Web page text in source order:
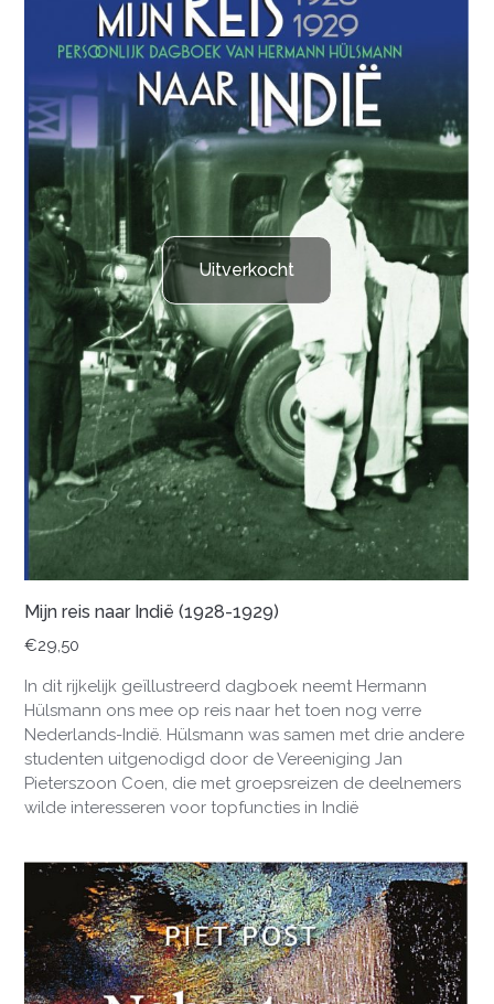
Uitverkocht
Mijn reis naar Indië (1928-1929)
€29,50
In dit rijkelijk geïllustreerd dagboek neemt Hermann
Hülsmann ons mee op reis naar het toen nog verre
Nederlands-Indië. Hülsmann was samen met drie andere
studenten uitgenodigd door de Vereeniging Jan
Pieterszoon Coen, die met groepsreizen de deelnemers
wilde interesseren voor topfuncties in Indië